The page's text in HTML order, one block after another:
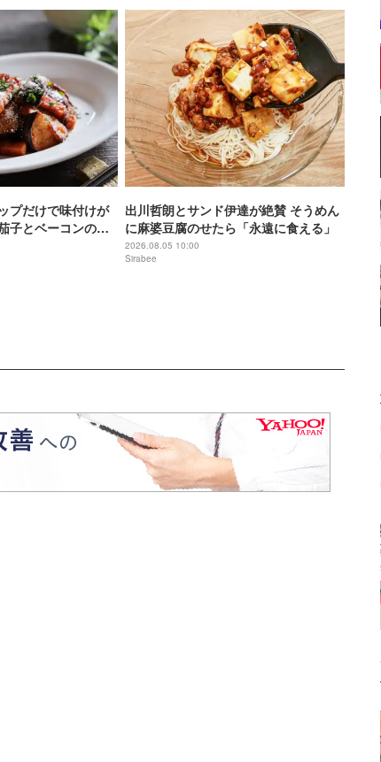
プだけで味付けが
子とベーコンの簡
出川哲朗とサンド伊達が絶賛 そうめん
に麻婆豆腐のせたら「永遠に食える」
2026.08.05 10:00
Sirabee